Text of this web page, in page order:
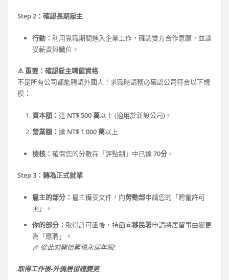
Step 2：確認長期雇主
行動：利用覓職期間進入企業工作，確認雙方合作意願，並談
妥薪資與職位。
⚠️ 重要：確認雇主聘僱資格
不是所有公司都能聘請外國人！求職時請務必確認公司符合以下規
模：
資本額：達 NT$ 500 萬以上 (適用於新設公司)。
營業額：達 NT$ 1,000 萬以上
檢核：確保您的分數在「評點制」中已達70分 。
Step 3：轉為正式就業
雇主的部分： 雇主備妥文件，向勞動部申請您的「聘僱許可
函」。
你的部分：取得許可函後，持函向移民署申請將居留事由變更
為「應聘」。
🎉 從此刻開始累積永居年限!
取得工作後-外僑居留證變更